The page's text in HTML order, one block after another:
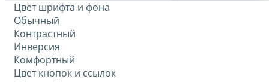
Цвет шрифта и фона
Обычный
Контрастный
Инверсия
Комфортный
Цвет кнопок и ссылок